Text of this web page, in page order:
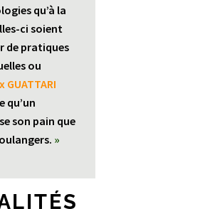
qu’à la
ci soient
de pratiques
ou
GUATTARI
qu’un
son pain que
»